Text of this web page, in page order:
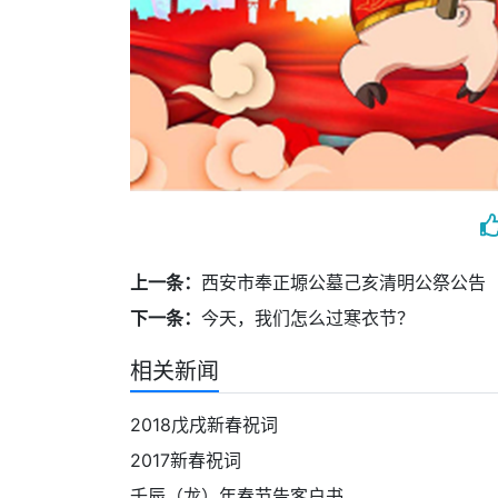
上一条： 西安市奉正塬公墓己亥清明公祭公告
下一条： 今天，我们怎么过寒衣节？
相关新闻
2018戊戌新春祝词
2017新春祝词